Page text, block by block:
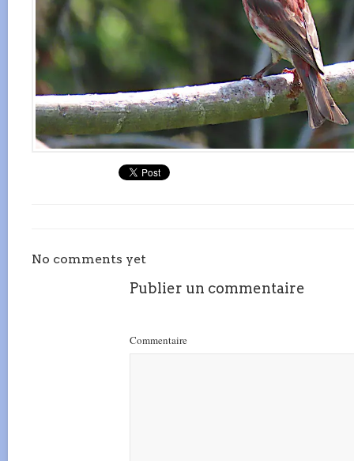
No comments yet
Publier un commentaire
Commentaire